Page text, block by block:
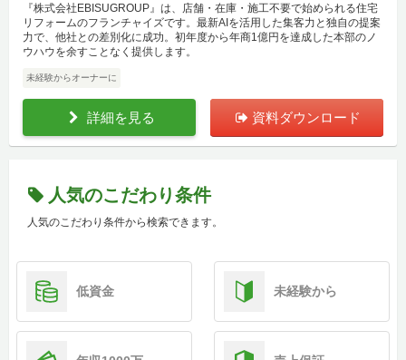
『株式会社EBISUGROUP』は、店舗・在庫・施工不要で始められる住宅
リフォームのフランチャイズです。最新AIを活用した集客力と独自の提案
力で、他社との差別化に成功。初年度から年商1億円を達成した本部のノ
ウハウを余すことなく提供します。
未経験からオーナーに
詳細を見る 資料ダウンロード
人気のこだわり条件
人気のこだわり条件から検索できます。
低資金 未経験から